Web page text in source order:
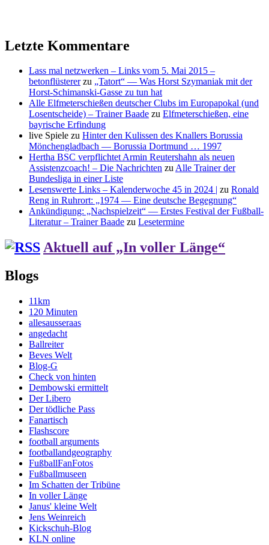
Letzte Kommentare
Lass mal netzwerken – Links vom 5. Mai 2015 –
betonflüstererzu „Tatort“ — Was Horst Szymaniak mit der
Horst-Schimanski-Gasse zu tun hat
Alle Elfmeterschießen deutscher Clubs im Europapokal (und
Losentscheide) – Trainer Baade zu Elfmeterschießen, eine
bayrische Erfindung
live Spiele zu Hinter den Kulissen des Knallers Borussia
Mönchengladbach — Borussia Dortmund … 1997
Hertha BSC verpflichtet Armin Reutershahn als neuen
Assistenzcoach! – Die Nachrichten zuAlle Trainer der
Bundesliga in einer Liste
Lesenswerte Links – Kalenderwoche 45 in 2024 | zu Ronald
Reng in Ruhrort: „1974 — Eine deutsche Begegnung“
Ankündigung: „Nachspielzeit“ — Erstes Festival der Fußball-
Literatur – Trainer Baade zu Lesetermine
Aktuell auf „In voller Länge“
Blogs
11km
120 Minuten
allesausseraas
angedacht
Ballreiter
Beves Welt
Blog-G
Check von hinten
Dembowski ermittelt
Der Libero
Der tödliche Pass
Fanartisch
Flashscore
football arguments
footballandgeography
FußballFanFotos
Fußballmuseen
Im Schatten der Tribüne
In voller Länge
Janus' kleine Welt
Jens Weinreich
Kickschuh-Blog
KLN online